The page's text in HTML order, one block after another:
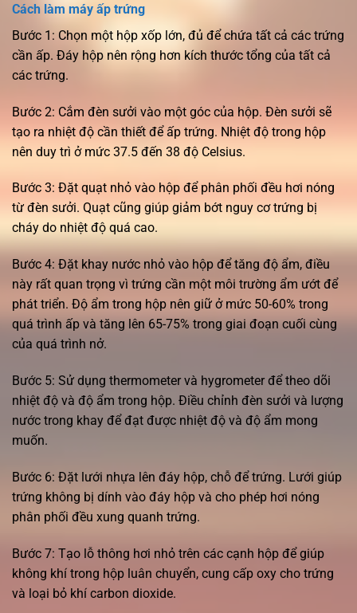
Cách làm máy ấp trứng
Bước 1: Chọn một hộp xốp lớn, đủ để chứa tất cả các trứng
cần ấp. Đáy hộp nên rộng hơn kích thước tổng của tất cả
các trứng.
Bước 2: Cắm đèn sưởi vào một góc của hộp. Đèn sưởi sẽ
tạo ra nhiệt độ cần thiết để ấp trứng. Nhiệt độ trong hộp
nên duy trì ở mức 37.5 đến 38 độ Celsius.
Bước 3: Đặt quạt nhỏ vào hộp để phân phối đều hơi nóng
từ đèn sưởi. Quạt cũng giúp giảm bớt nguy cơ trứng bị
cháy do nhiệt độ quá cao.
Bước 4: Đặt khay nước nhỏ vào hộp để tăng độ ẩm, điều
này rất quan trọng vì trứng cần một môi trường ẩm ướt để
phát triển. Độ ẩm trong hộp nên giữ ở mức 50-60% trong
quá trình ấp và tăng lên 65-75% trong giai đoạn cuối cùng
của quá trình nở.
Bước 5: Sử dụng thermometer và hygrometer để theo dõi
nhiệt độ và độ ẩm trong hộp. Điều chỉnh đèn sưởi và lượng
nước trong khay để đạt được nhiệt độ và độ ẩm mong
muốn.
Bước 6: Đặt lưới nhựa lên đáy hộp, chỗ để trứng. Lưới giúp
trứng không bị dính vào đáy hộp và cho phép hơi nóng
phân phối đều xung quanh trứng.
Bước 7: Tạo lỗ thông hơi nhỏ trên các cạnh hộp để giúp
không khí trong hộp luân chuyển, cung cấp oxy cho trứng
và loại bỏ khí carbon dioxide.